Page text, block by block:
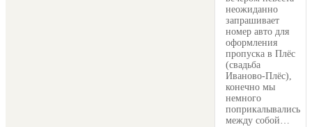
неожиданно
запрашивает
номер авто для
оформления
пропуска в Плёс
(свадьба
Иваново-Плёс),
конечно мы
немного
поприкалывались
между собой…